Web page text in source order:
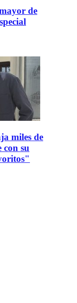
de
miles de
con su